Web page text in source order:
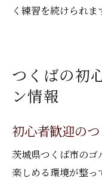
く練習を続けられま
つくばの初
ン情報
初心者歓迎の
茨城県つくば市のゴ
楽しめる環境が整っ